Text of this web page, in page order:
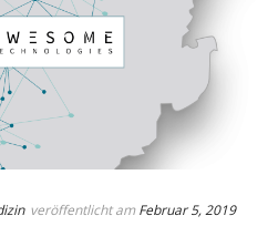
veröffentlicht am Februar 5, 2019